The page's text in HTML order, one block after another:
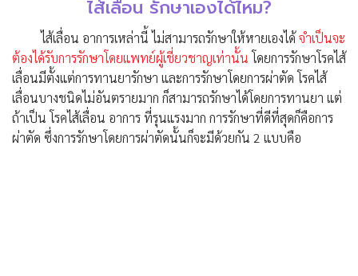
ไส้เลื่อน รักษาเองได้ไหม?
ไส้เลื่อน อาการเหล่านี้ ไม่สามารถรักษาให้หายเองได้จำเป็นจะ
ต้องได้รับการรักษาโดยแพทย์ผู้เชี่ยวชาญเท่านั้น โดยการรักษาโรคไส้
เลื่อนมีตั้งแต่การทานยารักษา และการรักษาโดยการผ่าตัด โรคไส้
เลื่อนบางชนิดไม่อันตรายมาก ก็สามารถรักษาได้โดยการทานยา แต่
ถ้าเป็น โรคไส้เลื่อน อาการ ที่รุนแรงมาก การรักษาที่ดีที่สุดก็คือการ
ผ่าตัด ซึ่งการรักษาโดยการผ่าตัดนั้นก็จะมีด้วยกัน 2 แบบคือ